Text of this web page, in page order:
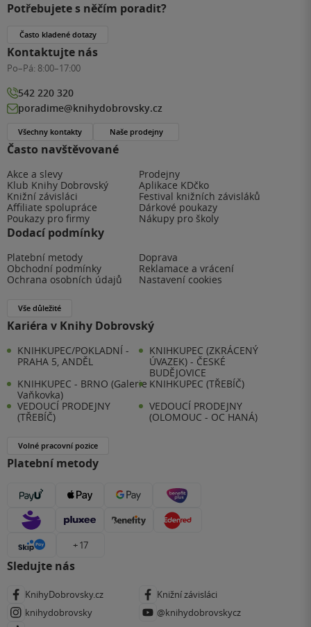
Často navštěvované
Akce a slevy
Prodejny
Klub Knihy Dobrovský
Aplikace KDčko
Knižní závisláci
Festival knižních závisláků
Affiliate spolupráce
Dárkové poukazy
Poukazy pro firmy
Nákupy pro školy
Dodací podmínky
Platební metody
Doprava
Obchodní podmínky
Reklamace a vrácení
Ochrana osobních údajů
Nastavení cookies
Vše důležité
Kariéra v Knihy Dobrovský
KNIHKUPEC/POKLADNÍ -
PRAHA 5, ANDĚL
KNIHKUPEC (ZKRÁCENÝ
ÚVAZEK) - ČESKÉ
BUDĚJOVICE
KNIHKUPEC - BRNO (Galerie
Vaňkovka)
KNIHKUPEC (TŘEBÍČ)
VEDOUCÍ PRODEJNY
(TŘEBÍČ)
VEDOUCÍ PRODEJNY
(OLOMOUC - OC HANÁ)
Volné pracovní pozice
Platební metody
+ 17
Sledujte nás
KnihyDobrovsky.cz
Knižní závisláci
knihydobrovsky
@knihydobrovskycz
Potřebujete s něčím poradit?
Často kladené dotazy
Kontaktujte nás
Po–Pá: 8:00–17:00
542 220 320
poradime@knihydobrovsky.cz
Všechny kontakty Naše prodejny